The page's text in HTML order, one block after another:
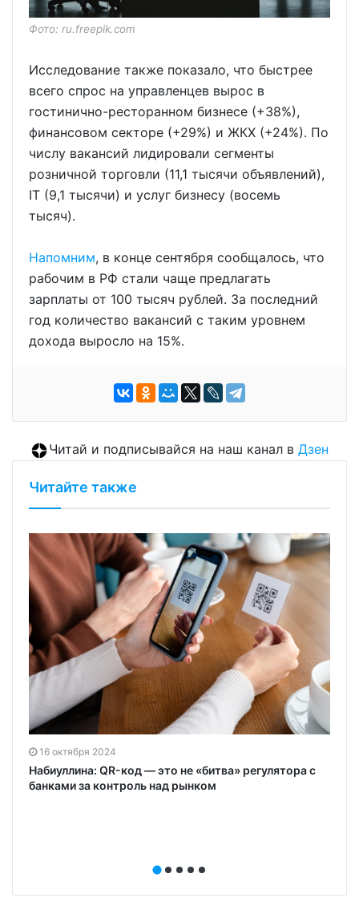
Фото: ru.freepik.com
Исследование также показало, что быстрее
всего спрос на управленцев вырос в
гостинично-ресторанном бизнесе (+38%),
финансовом секторе (+29%) и ЖКХ (+24%). По
числу вакансий лидировали сегменты
розничной торговли (11,1 тысячи объявлений),
IТ (9,1 тысячи) и услуг бизнесу (восемь
тысяч).
Напомним, в конце сентября сообщалось, что
рабочим в РФ стали чаще предлагать
зарплаты от 100 тысяч рублей. За последний
год количество вакансий с таким уровнем
дохода выросло на 15%.
Читай и подписывайся на наш канал в Дзен
Читайте также
16 октября 2024
Набиуллина: QR-код — это не «битва» регулятора с
банками за контроль над рынком